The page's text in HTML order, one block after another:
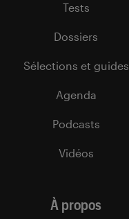
Tests
Dossiers
Sélections et guides
Agenda
Podcasts
Vidéos
À propos